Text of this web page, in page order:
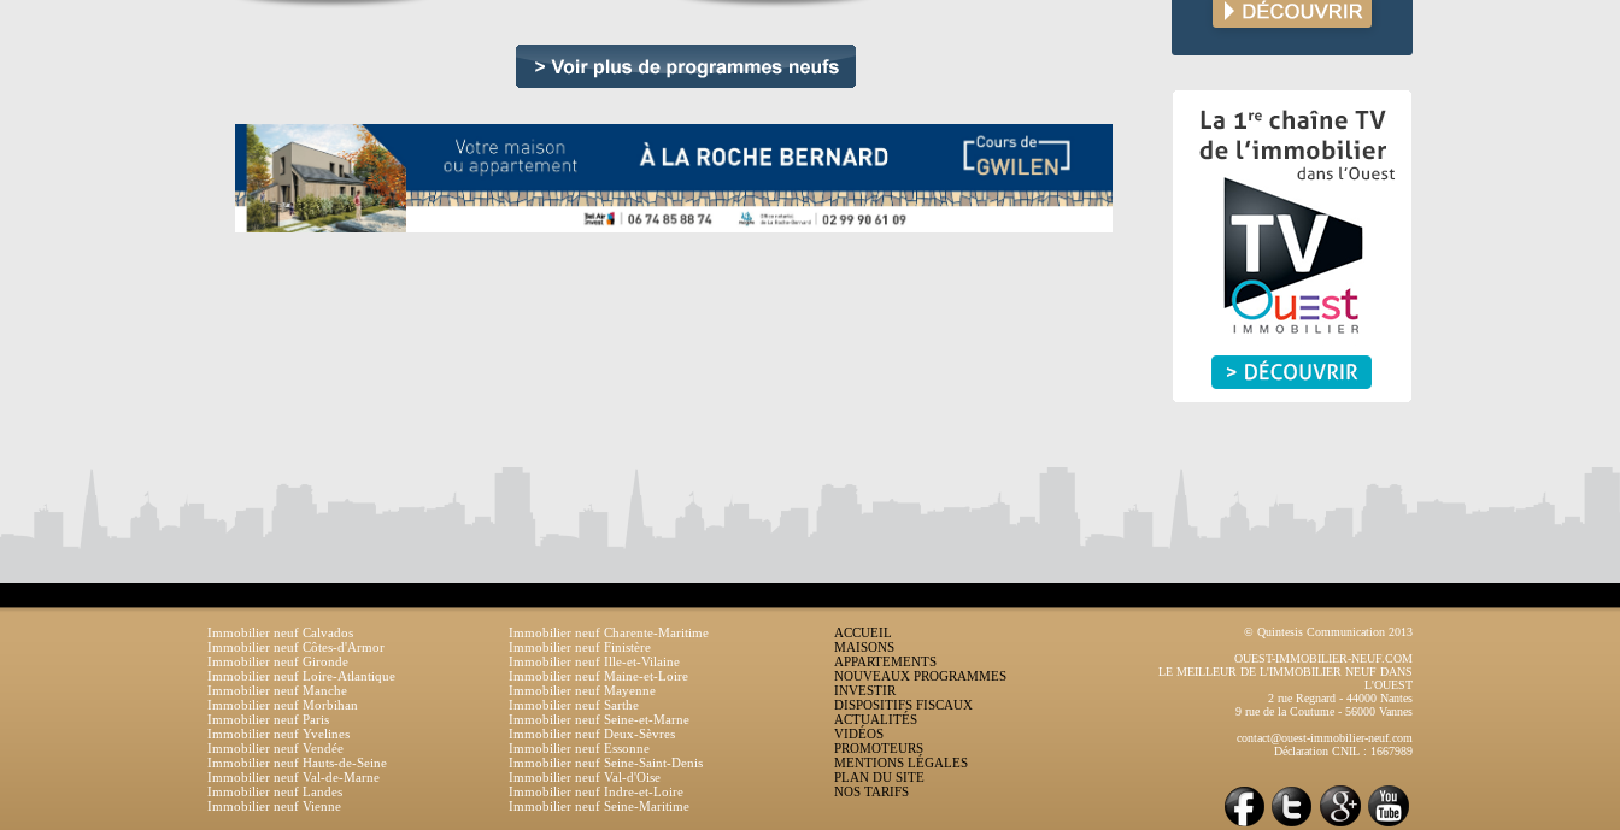
Immobilier neuf Calvados
Immobilier neuf Charente-Maritime
Immobilier neuf Côtes-d'Armor
Immobilier neuf Finistère
Immobilier neuf Gironde
Immobilier neuf Ille-et-Vilaine
Immobilier neuf Loire-Atlantique
Immobilier neuf Maine-et-Loire
Immobilier neuf Manche
Immobilier neuf Mayenne
Immobilier neuf Morbihan
Immobilier neuf Sarthe
Immobilier neuf Paris
Immobilier neuf Seine-et-Marne
Immobilier neuf Yvelines
Immobilier neuf Deux-Sèvres
Immobilier neuf Vendée
Immobilier neuf Essonne
Immobilier neuf Hauts-de-Seine
Immobilier neuf Seine-Saint-Denis
Immobilier neuf Val-de-Marne
Immobilier neuf Val-d'Oise
Immobilier neuf Landes
Immobilier neuf Indre-et-Loire
Immobilier neuf Vienne
Immobilier neuf Seine-Maritime
ACCUEIL
MAISONS
APPARTEMENTS
NOUVEAUX PROGRAMMES
INVESTIR
DISPOSITIFS FISCAUX
ACTUALITÉS
VIDÉOS
PROMOTEURS
MENTIONS LÉGALES
PLAN DU SITE
NOS TARIFS
© Quintesis Communication 2013
OUEST-IMMOBILIER-NEUF.COM
LE MEILLEUR DE L'IMMOBILIER NEUF DANS
L'OUEST
2 rue Regnard - 44000 Nantes
9 rue de la Coutume - 56000 Vannes
contact@ouest-immobilier-neuf.com
Déclaration CNIL : 1667989